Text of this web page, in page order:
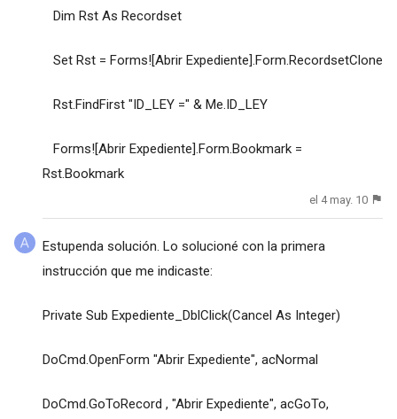
Dim Rst As Recordset
Set Rst = Forms![Abrir Expediente].Form.RecordsetClone
Rst.FindFirst "ID_LEY =" & Me.ID_LEY
Forms![Abrir Expediente].Form.Bookmark =
Rst.Bookmark
el 4 may. 10
Estupenda solución. Lo solucioné con la primera
instrucción que me indicaste:
Private Sub Expediente_DblClick(Cancel As Integer)
DoCmd.OpenForm "Abrir Expediente", acNormal
DoCmd.GoToRecord , "Abrir Expediente", acGoTo,